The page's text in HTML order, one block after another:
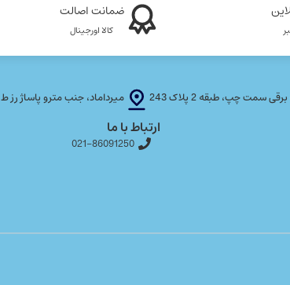
ضمانت اصالت
کالا اورجینال
چپ، طبقه 2 پلاک 243 میرداماد، جنب مترو پاساژ رز ط 1 پلاک T F 21
ارتباط با ما
021-86091250